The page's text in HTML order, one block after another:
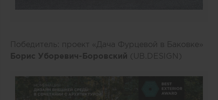
Победитель: проект «Дача Фурцевой в Баковке»
Борис Уборевич-Боровский (UB.DESIGN)